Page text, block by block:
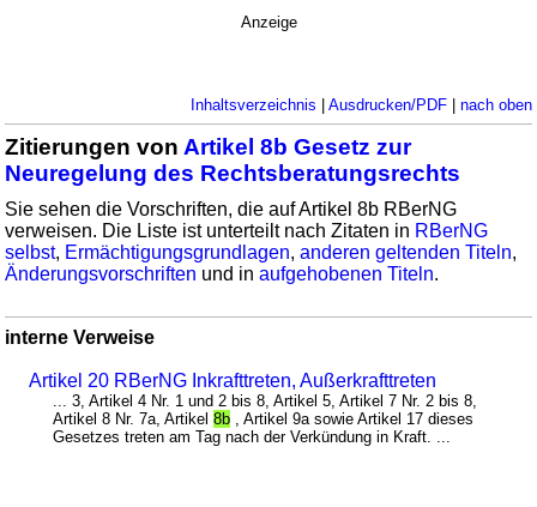
Anzeige
Inhaltsverzeichnis | Ausdrucken/PDF| nach oben
Zitierungen von Artikel 8b Gesetz zur
Neuregelung des Rechtsberatungsrechts
Sie sehen die Vorschriften, die auf Artikel 8b RBerNG
verweisen. Die Liste ist unterteilt nach Zitaten in RBerNG
selbst, Ermächtigungsgrundlagen,anderen geltenden Titeln,
Änderungsvorschriften und inaufgehobenen Titeln.
interne Verweise
Artikel 20 RBerNG Inkrafttreten, Außerkrafttreten
... 3, Artikel 4 Nr. 1 und 2 bis 8, Artikel 5, Artikel 7 Nr. 2 bis 8,
Artikel 8 Nr. 7a, Artikel8b , Artikel 9a sowie Artikel 17 dieses
Gesetzes treten am Tag nach der Verkündung in Kraft. ...